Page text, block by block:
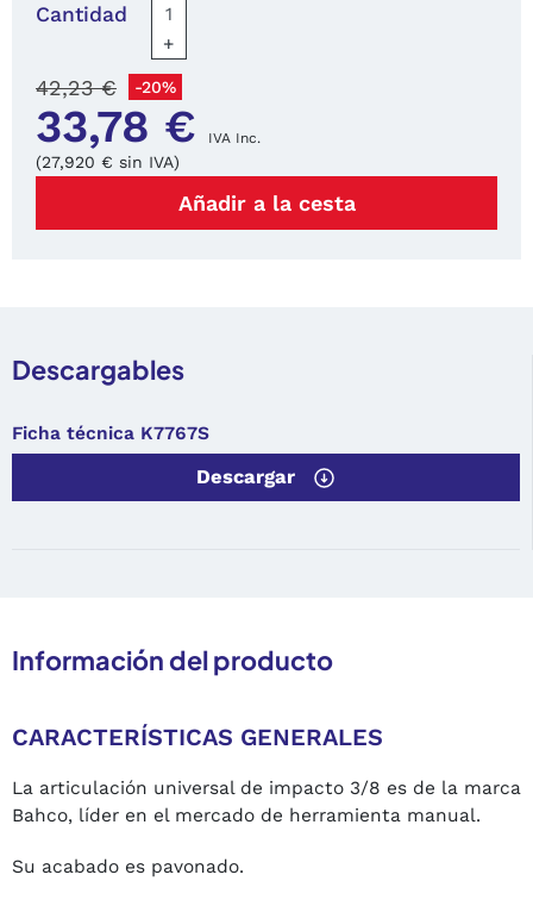
Cantidad
+
33,78 € IVA Inc.
42,23 € -20%
(27,920 € sin IVA)
Añadir a la cesta
Descargables
Ficha técnica K7767S
Descargar
Información del producto
CARACTERÍSTICAS GENERALES
La articulación universal de impacto 3/8 es de la marca
Bahco, líder en el mercado de herramienta manual.
Su acabado es pavonado.